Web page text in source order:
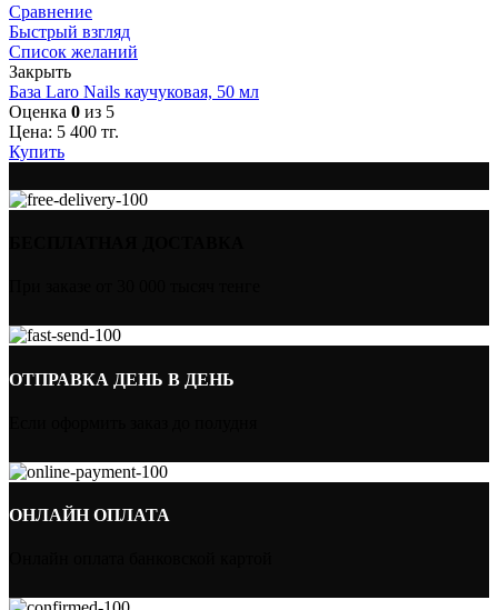
Сравнение
Быстрый взгляд
Список желаний
Закрыть
База Laro Nails каучуковая, 50 мл
Оценка 0 из 5
Цена: 5 400 тг.
Купить
ОТПРАВКА ДЕНЬ В ДЕНЬ
ОНЛАЙН ОПЛАТА